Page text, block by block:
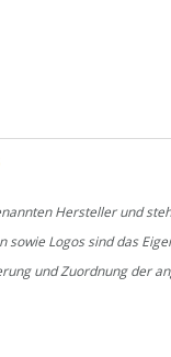
Hersteller und
Logos sind das
und Zuordnung der